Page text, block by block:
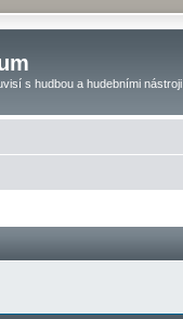
s hudbou a hudebními nástroji.